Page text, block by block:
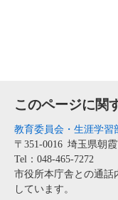
このページに関
教育委員会・生涯学習
〒351-0016 埼玉県朝
Tel：048-465-7272
市役所本庁舎との通話
しています。